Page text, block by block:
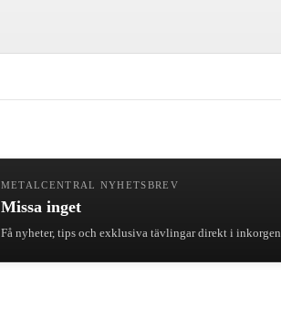
METALCENTRAL NYHETSBREV
Missa inget
Få nyheter, tips och exklusiva tävlingar direkt i inkorgen.